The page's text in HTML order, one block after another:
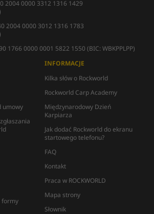
2004 0000 3312 1316 1429
2004 0000 3012 1316 1783
1766 0000 0001 5822 1550 (BIC: WBKPPLPP)
umowy
formy
INFORMACJE
Kilka słów o Rockworld
Rockworld Carp Academy
Międzynarodowy Dzień
Karpiarza
Jak dodać Rockworld do ekranu
startowego telefonu?
FAQ
Kontakt
Praca w ROCKWORLD
Mapa strony
Słownik